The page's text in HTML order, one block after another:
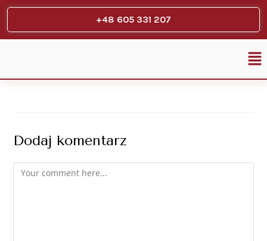
+48 605 331 207
Dodaj komentarz